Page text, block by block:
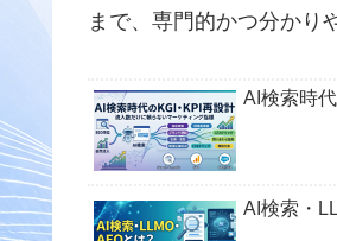
まで、専門的かつ分かり
AI検索時
AI検索・